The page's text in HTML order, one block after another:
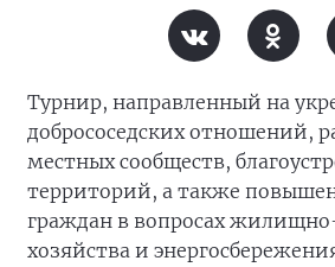
Турнир, направленный на
добрососедских отношений,
местных сообществ,
территорий, а также
граждан в вопросах
хозяйства и